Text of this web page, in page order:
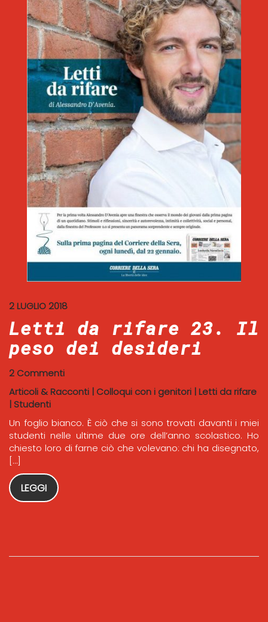
2 LUGLIO 2018
Letti da rifare 23. Il
peso dei desideri
2 Commenti
Articoli & Racconti | Colloqui con i genitori | Letti da rifare
| Studenti
Un foglio bianco. È ciò che si sono trovati davanti i miei
studenti nelle ultime due ore dell’anno scolastico. Ho
chiesto loro di farne ciò che volevano: chi ha disegnato,
[…]
LEGGI